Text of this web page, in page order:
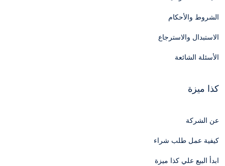
الشروط والأحكام
الاستبدال والاسترجاع
الأسئلة الشائعة
كذا ميزة
عن الشركة
كيفية عمل طلب شراء
ابدأ البيع علي كذا ميزة